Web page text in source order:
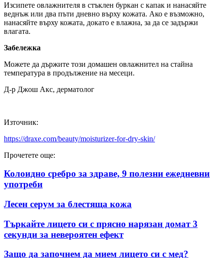
Изсипете овлажнителя в стъклен буркан с капак и нанасяйте
веднъж или два пъти дневно върху кожата. Ако е възможно,
нанасяйте върху кожата, докато е влажна, за да се задържи
влагата.
Забележка
Можете да държите този домашен овлажнител на стайна
температура в продължение на месеци.
Д-р Джош Акс, дерматолог
Източник:
https://draxe.com/beauty/moisturizer-for-dry-skin/
Прочетете още:
Колоидно сребро за здраве, 9 полезни ежедневни
употреби
Лесен серум за блестяща кожа
Търкайте лицето си с прясно нарязан домат 3
секунди за невероятен ефект
Защо да започнем да мием лицето си с мед?